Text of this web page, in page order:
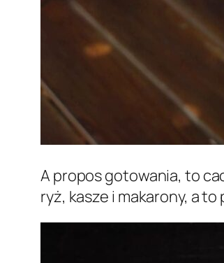
A propos gotowania, to
ryż, kasze i makarony, a